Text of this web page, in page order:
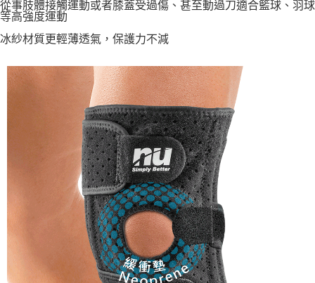
海外宅配EMS 查看運費
從事肢體接觸運動或者膝蓋受過傷、甚至動過刀適合籃球、羽球
等高強度運動
冰紗材質更輕薄透氣，保護力不減